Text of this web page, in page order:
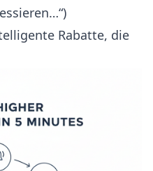
Rabatte, die